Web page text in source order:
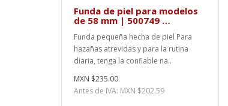
Funda de piel para modelos
de 58 mm | 500749 …
Funda pequeña hecha de piel Para
hazañas atrevidas y para la rutina
diaria, tenga la confiable na..
MXN $235.00
Antes de IVA: MXN $202.59